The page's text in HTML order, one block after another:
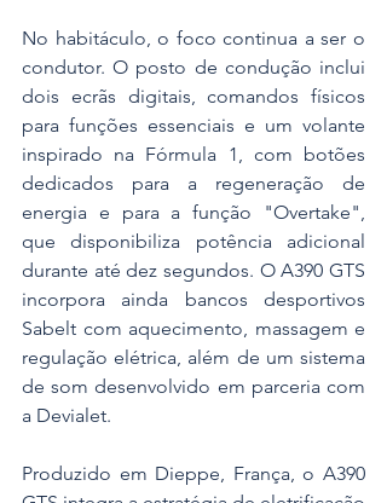
No habitáculo, o foco continua a ser o
condutor. O posto de condução inclui
dois ecrãs digitais, comandos físicos
para funções essenciais e um volante
inspirado na Fórmula 1, com botões
dedicados para a regeneração de
energia e para a função "Overtake",
que disponibiliza potência adicional
durante até dez segundos. O A390 GTS
incorpora ainda bancos desportivos
Sabelt com aquecimento, massagem e
regulação elétrica, além de um sistema
de som desenvolvido em parceria com
a Devialet.
Produzido em Dieppe, França, o A390